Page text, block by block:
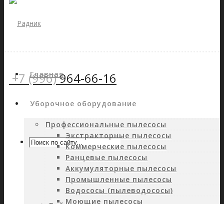
+7 (996)964-66-16
Главная
Уборочное оборудование
Профессиональные пылесосы
Экстракторные пылесосы
Коммерческие пылесосы
Ранцевые пылесосы
Аккумуляторные пылесосы
Промышленные пылесосы
Водососы (пылеводососы)
Моющие пылесосы